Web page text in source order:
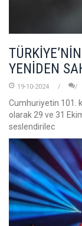
YENİDEN
19-10-2024
Cumhuriyetin 101.
olarak 29 ve 31
seslendirilec